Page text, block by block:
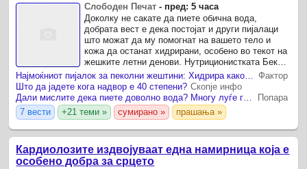
Слободен Печат - пред: 5 часа
Доколку не сакате да пиете обична вода,
добрата вест е дека постојат и други пијалаци
што можат да му помогнат на вашето тело и
кожа да останат хидрирани, особено во текот на
жешките летни денови. Нутриционистката Беки
Хокинс сподели три едноставни рецепти за
британски „Мирор“ ...
Фактор
Што да јадете кога надвор е 40 степени? Скопје инфо
Попара
7 вести
+21 теми » сумирано » прашања »
Кардиолозите издвојуваат една намирница која е
особено добра за срцето